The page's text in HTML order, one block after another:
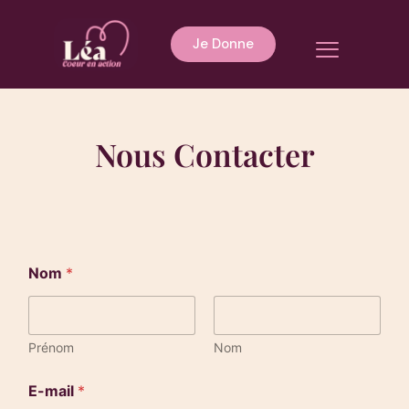
Je Donne Menu
Nous Contacter
Nom *
Prénom Nom
E-mail *